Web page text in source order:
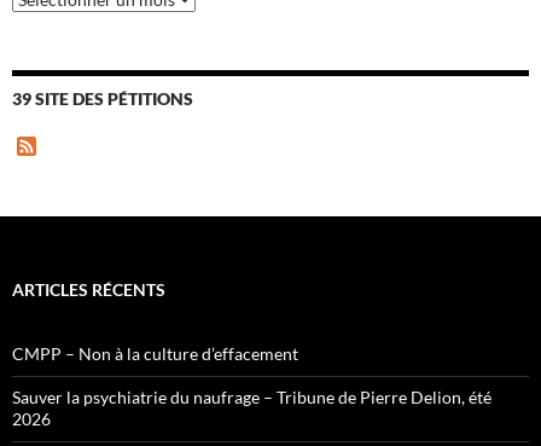
39 SITE DES PÉTITIONS
ARTICLES RÉCENTS
CMPP – Non à la culture d’effacement
Sauver la psychiatrie du naufrage – Tribune de Pierre Delion, été
2026